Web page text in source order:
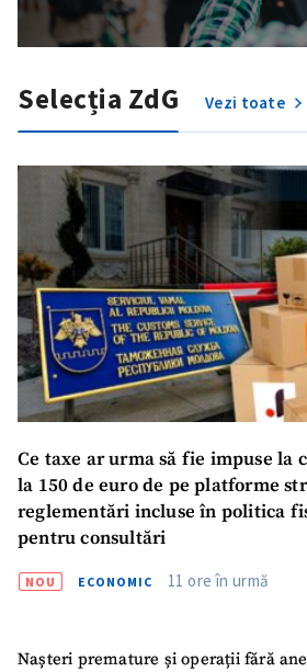
Selecția ZdG Vezi toate
Ce taxe ar urma să fie impuse la
la 150 de euro de pe platforme
reglementări incluse în politica
pentru consultări
NOU ECONOMIC 11 ore în urmă
Nașteri premature și operații fără